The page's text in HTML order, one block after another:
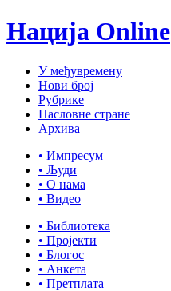
Нација Online
У међувремену
Нови број
Рубрике
Насловне стране
Архива
• Импресум
• Људи
• О нама
• Видео
• Библиотека
• Пројекти
• Блогос
• Анкета
• Претплата